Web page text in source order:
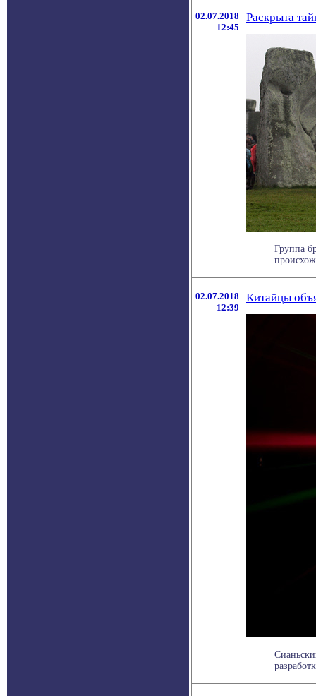
02.07.2018
12:45
Раскрыта
Группа
02.07.2018
12:39
Китайцы